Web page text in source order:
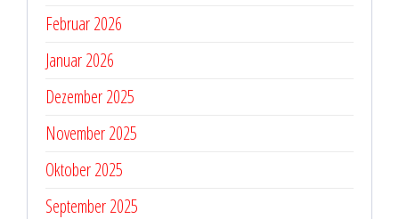
Februar 2026
Januar 2026
Dezember 2025
November 2025
Oktober 2025
September 2025